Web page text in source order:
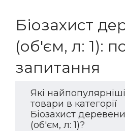
Біозахист
(об'єм, л: 1):
запитання
Які найпопулярніші
товари в категорії
Біозахист деревени
(об'єм, л: 1)?